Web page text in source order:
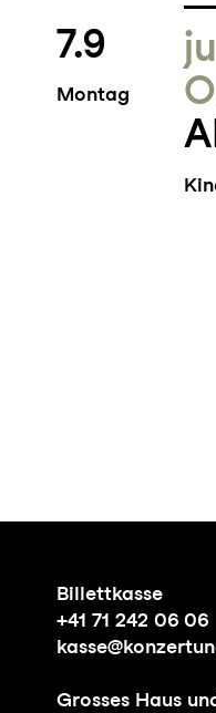
7.9
Montag
Billettkasse
+41 71 242 06 06
Grosses Haus